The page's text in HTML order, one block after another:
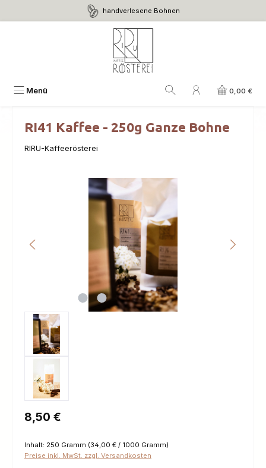
Zum Hauptinhalt springen handverlesene Bohnen
Menü 0,00 €
RI41 Kaffee - 250g Ganze Bohne
RIRU-Kaffeerösterei
Bildergalerie überspringen
Regulärer Preis:
8,50 €
Inhalt: 250 Gramm (34,00 € / 1000 Gramm)
Preise inkl. MwSt. zzgl. Versandkosten